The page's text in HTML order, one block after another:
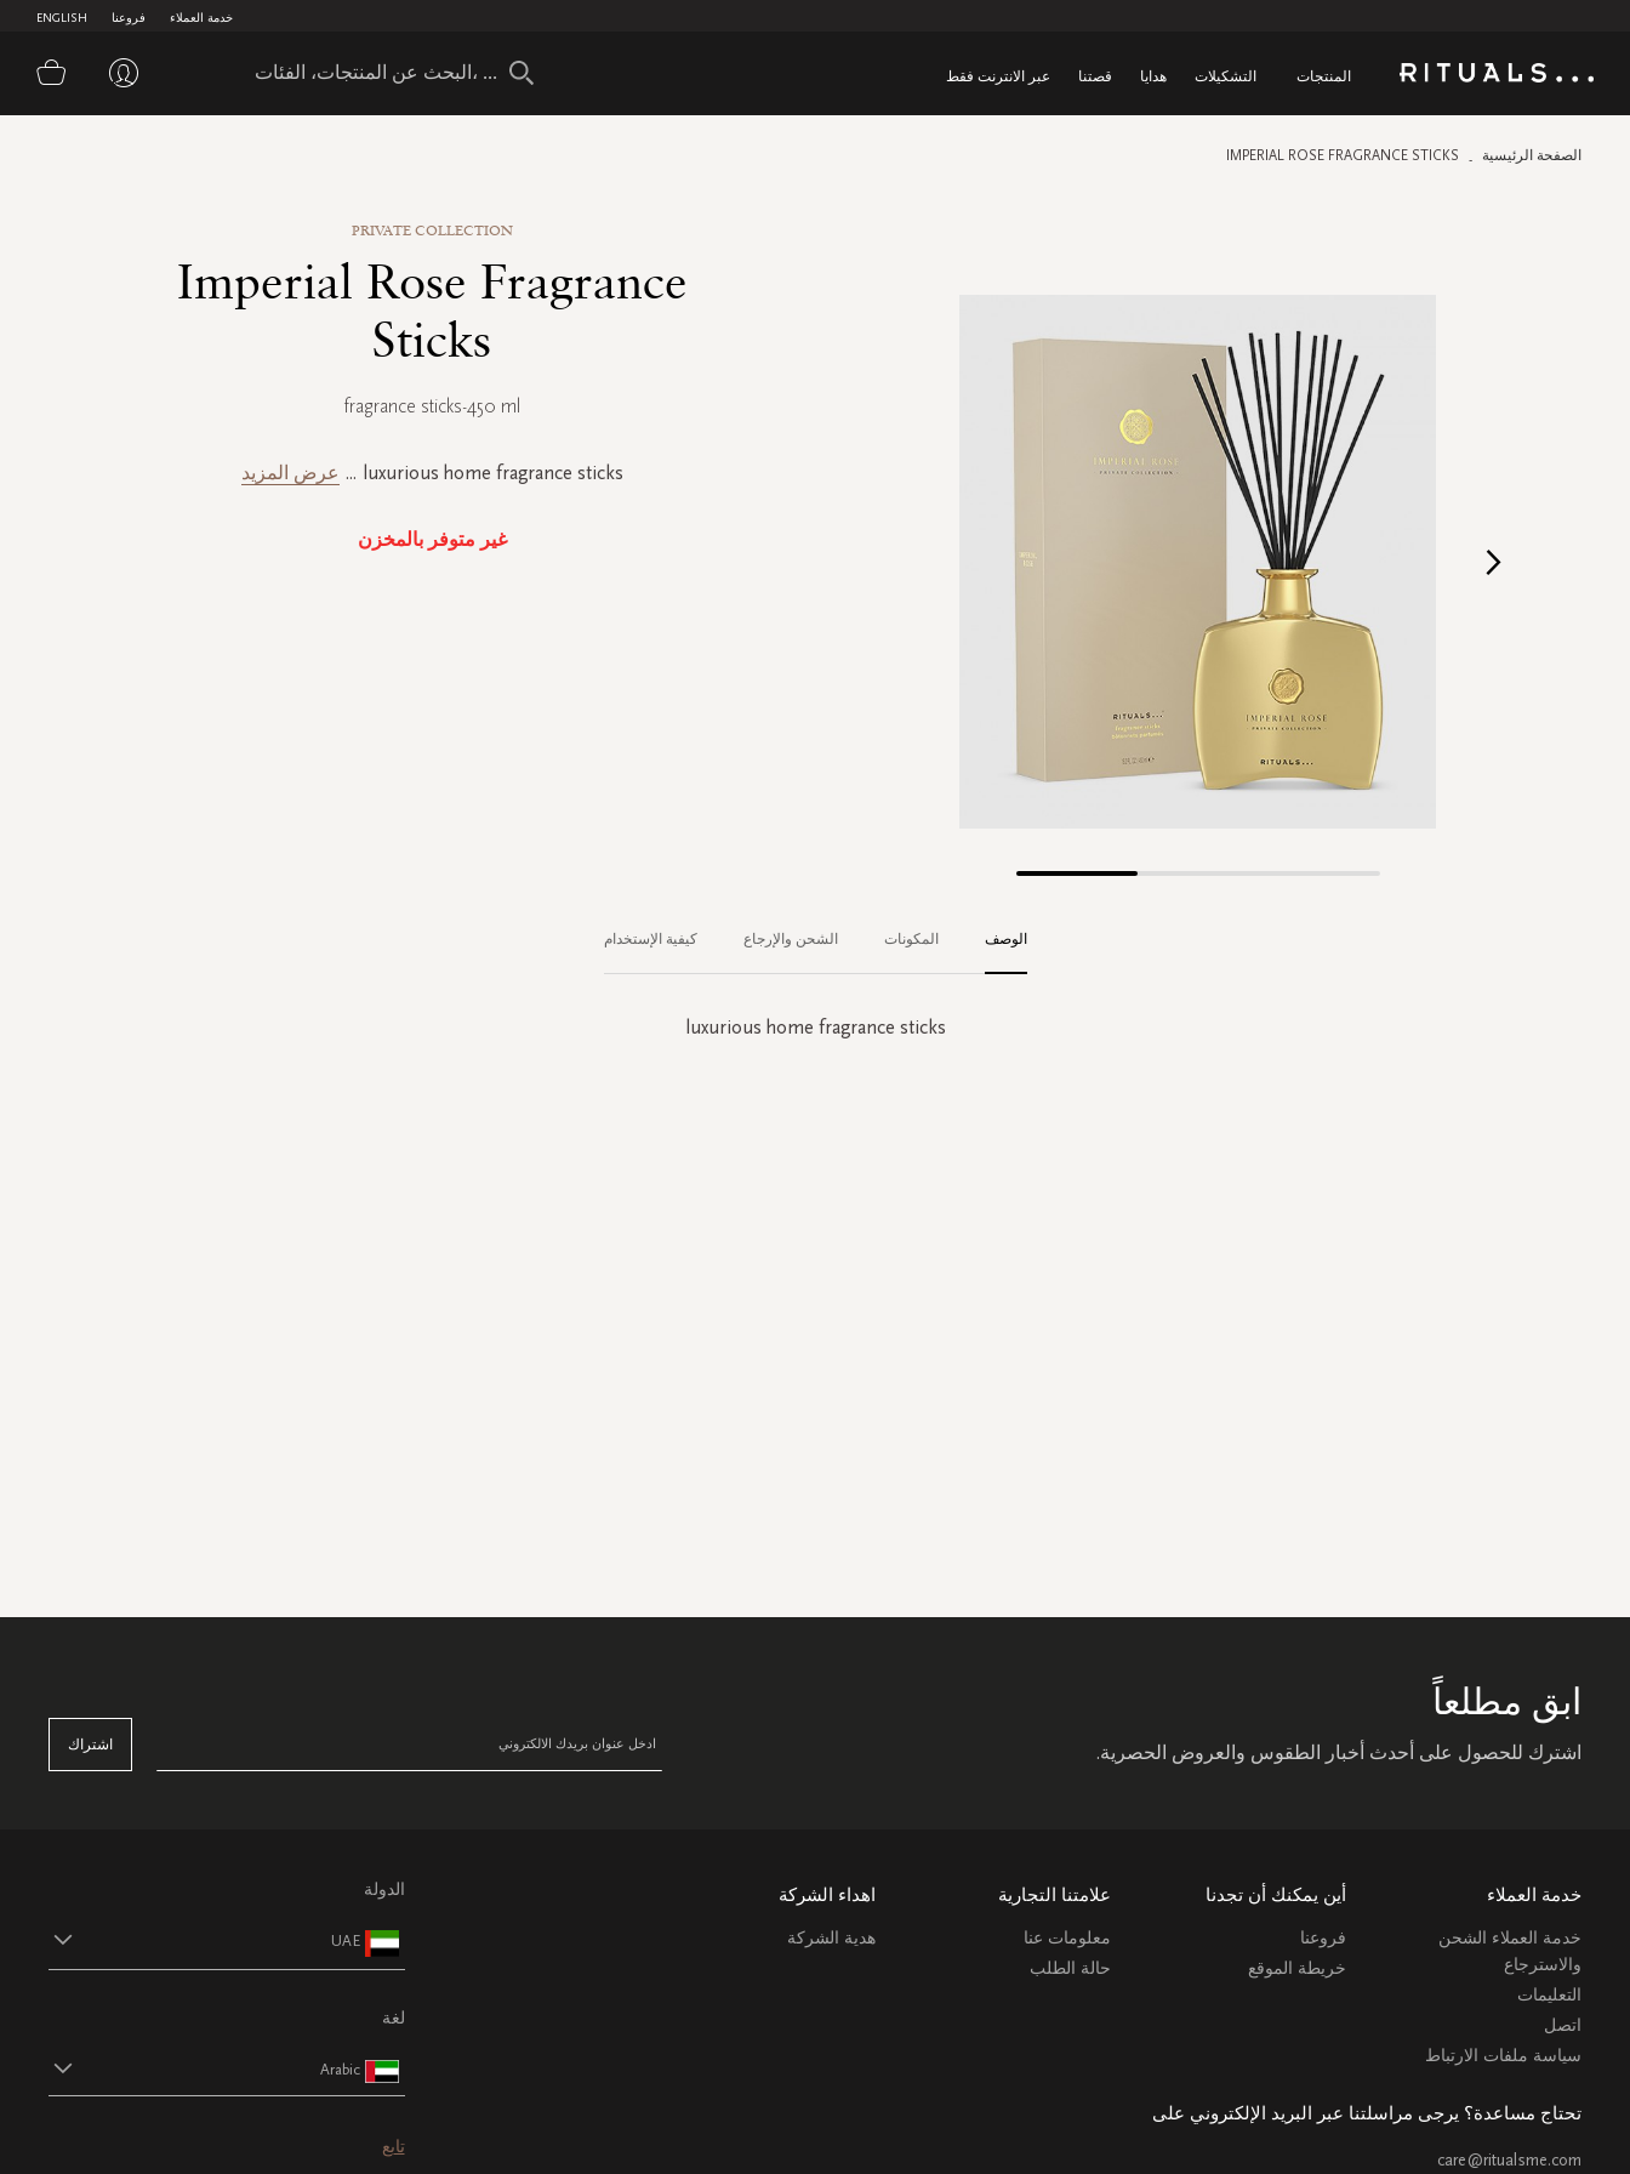
ENGLISH فروعنا خدمة العملاء
المنتجات التشكيلات هدايا قصتنا عبر الانترنت فقط سلة
الصفحة الرئيسية IMPERIAL ROSE FRAGRANCE STICKS
PRIVATE COLLECTION
Imperial Rose Fragrance
Sticks
fragrance sticks-450 ml
luxurious home fragrance sticks
... عرض المزيد
غير متوفر بالمخزن
الوصف
luxurious home fragrance sticks
المكونات الشحن والإرجاع كيفية الإستخدام
ابق مطلعاً
اشترك للحصول على أحدث أخبار الطقوس والعروض الحصرية. اشتراك
خدمة العملاء
خدمة العملاء الشحن
والاسترجاع
التعليمات
اتصل
سياسة ملفات الارتباط
أين يمكنك أن تجدنا
فروعنا
خريطة الموقع
علامتنا التجارية
معلومات عنا
حالة الطلب
اهداء الشركة
هدية الشركة
تحتاج مساعدة؟ يرجى مراسلتنا عبر البريد الإلكتروني على
care@ritualsme.com
الدولة
UAE
لغة
Arabic
تابع